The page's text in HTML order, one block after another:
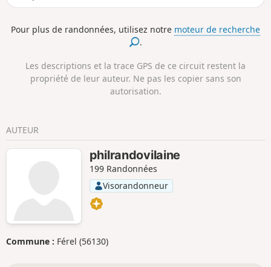
de Lanvaux. Le territoire de la commune
qui y ont façonné un relief plutôt
marqué. Le circuit proposé se
qui entoure le château de Pinieux et du
vallon qui le borde au Nord.
Pour plus de randonnées, utilisez notre moteur de recherche
.
Les descriptions et la trace GPS de ce circuit restent la
propriété de leur auteur. Ne pas les copier sans son
autorisation.
AUTEUR
philrandovilaine
199 Randonnées
Visorandonneur
Commune : Férel (56130)